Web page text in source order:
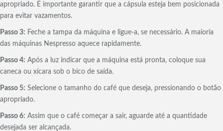
apropriado. É importante garantir que a cápsula esteja bem posicionada
para evitar vazamentos.
Passo 3: Feche a tampa da máquina e ligue-a, se necessário. A maioria
das máquinas Nespresso aquece rapidamente.
Passo 4: Após a luz indicar que a máquina está pronta, coloque sua
caneca ou xícara sob o bico de saída.
Passo 5: Selecione o tamanho do café que deseja, pressionando o botão
apropriado.
Passo 6: Assim que o café começar a sair, aguarde até a quantidade
desejada ser alcançada.